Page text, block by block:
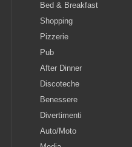
Bed & Breakfast
Shopping
Pizzerie
Pub
After Dinner
Discoteche
Benessere
Divertimenti
Auto/Moto